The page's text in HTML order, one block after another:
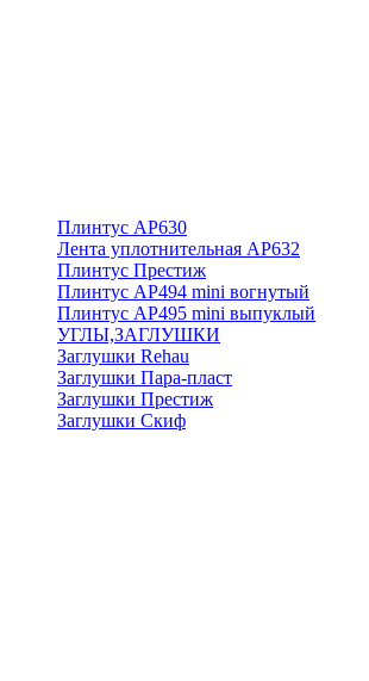
Плинтус АР630
Лента уплотнительная АР632
Плинтус Престиж
Плинтус АР494 mini вогнутый
Плинтус АР495 mini выпуклый
УГЛЫ,ЗАГЛУШКИ
Заглушки Rehau
Заглушки Пара-пласт
Заглушки Престиж
Заглушки Скиф